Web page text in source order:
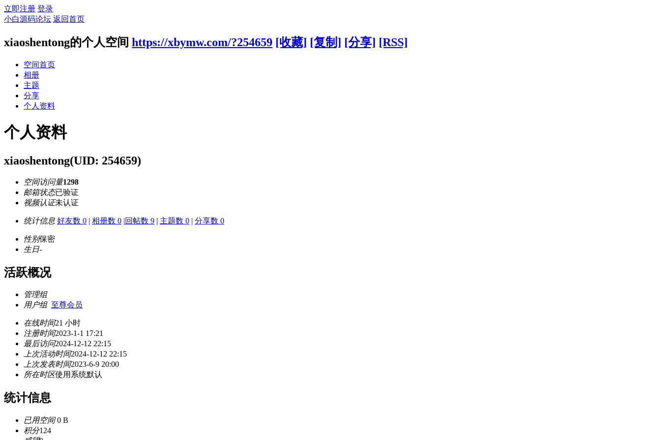
立即注册 登录
小白源码论坛 返回首页
xiaoshentong的个人空间 https://xbymw.com/?254659 [收藏] [复制] [分享] [RSS]
空间首页
相册
主题
分享
个人资料
个人资料
xiaoshentong(UID: 254659)
空间访问量1298
邮箱状态已验证
视频认证未认证
统计信息 好友数 0 | 相册数 0 |回帖数 9 | 主题数 0 | 分享数 0
性别保密
生日-
活跃概况
管理组
用户组 至尊会员
在线时间21 小时
注册时间2023-1-1 17:21
最后访问2024-12-12 22:15
上次活动时间2024-12-12 22:15
上次发表时间2023-6-9 20:00
所在时区使用系统默认
统计信息
已用空间0 B
积分124